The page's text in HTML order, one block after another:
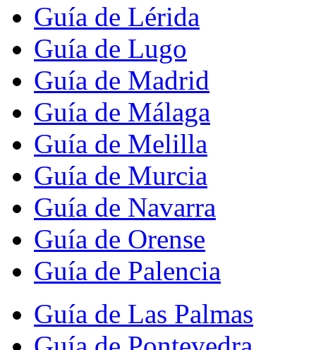
Guía de Lérida
Guía de Lugo
Guía de Madrid
Guía de Málaga
Guía de Melilla
Guía de Murcia
Guía de Navarra
Guía de Orense
Guía de Palencia
Guía de Las Palmas